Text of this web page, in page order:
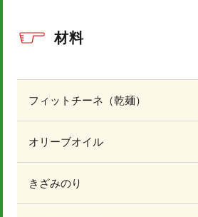
材料
フィットチーネ（乾麺）
オリーブオイル
きざみのり